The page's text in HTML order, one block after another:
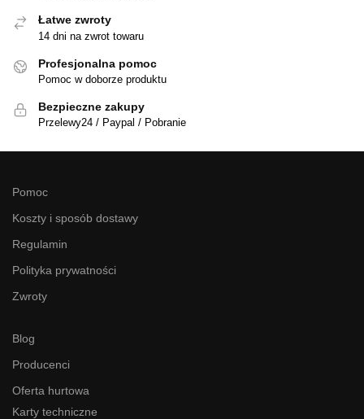
Łatwe zwroty
14 dni na zwrot towaru
Profesjonalna pomoc
Pomoc w doborze produktu
Bezpieczne zakupy
Przelewy24 / Paypal / Pobranie
Pomoc
Koszty i sposób dostawy
Regulamin
Polityka prywatności
Zwroty
Blog
Producenci
Oferta hurtowa
Karty techniczne